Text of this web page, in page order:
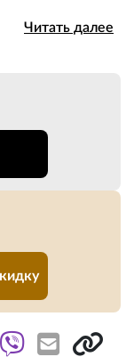
Читать далее